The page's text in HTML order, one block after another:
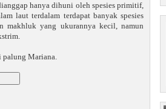
hanya dihuni oleh spesies primitif,
laut terdalam terdapat banyak spesies
makhluk yang ukurannya kecil, namun
palung Mariana.